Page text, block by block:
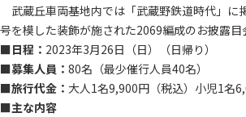
武蔵丘車両基地内では「武蔵野鉄道時代」に
号を模した装飾が施された2069編成のお披露目
■日程： 2023年3月26日（日）（日帰り）
■募集人員： 80名（最少催行人員40名）
■旅行代金： 大人1名9,900円（税込）小児1名
■主な内容